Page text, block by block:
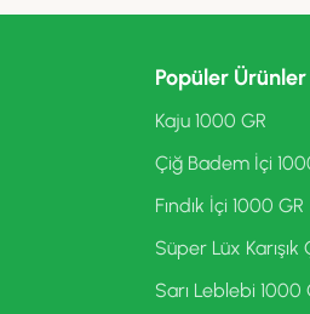
Popüler Ürünler
Kaju 1000 GR
Çiğ Badem İçi
Fındık İçi 1000 GR
Süper Lüx
Sarı Leblebi 1000